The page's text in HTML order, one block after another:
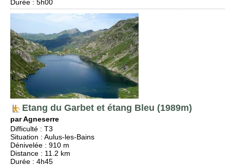
Durée : 5h00
Etang du Garbet et étang Bleu (1989m)
par Agneserre
Difficulté : T3
Situation : Aulus-les-Bains
Dénivelée : 910 m
Distance : 11.2 km
Durée : 4h45